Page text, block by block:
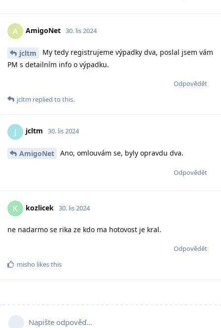
A AmigoNet 30. lis 2024
jcltm
My tedy registrujeme výpadky dva, poslal jsem vám
PM s detailním info o výpadku.
Odpovědět
jcltm replied to this.
J jcltm 30. lis 2024
AmigoNet Ano, omlouvám se, byly opravdu dva.
Odpovědět
K kozlicek 30. lis 2024
ne nadarmo se rika ze kdo ma hotovost je kral.
Odpovědět
misho likes this
Napište odpověď…